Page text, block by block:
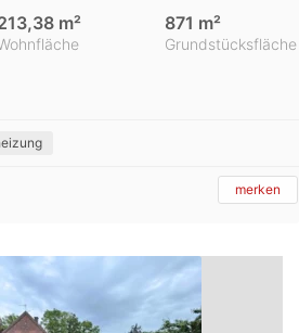
m²
Grundstücksfläche
871 m²
merken